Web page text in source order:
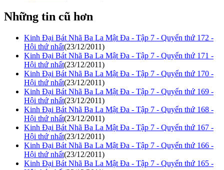
Những tin cũ hơn
Kinh Đại Bát Nhã Ba La Mật Đa - Tập 7 - Quyển thứ 172 -
Hội thứ nhất(23/12/2011)
Kinh Đại Bát Nhã Ba La Mật Đa - Tập 7 - Quyển thứ 171 -
Hội thứ nhất(23/12/2011)
Kinh Đại Bát Nhã Ba La Mật Đa - Tập 7 - Quyển thứ 170 -
Hội thứ nhất(23/12/2011)
Kinh Đại Bát Nhã Ba La Mật Đa - Tập 7 - Quyển thứ 169 -
Hội thứ nhất(23/12/2011)
Kinh Đại Bát Nhã Ba La Mật Đa - Tập 7 - Quyển thứ 168 -
Hội thứ nhất(23/12/2011)
Kinh Đại Bát Nhã Ba La Mật Đa - Tập 7 - Quyển thứ 167 -
Hội thứ nhất(23/12/2011)
Kinh Đại Bát Nhã Ba La Mật Đa - Tập 7 - Quyển thứ 166 -
Hội thứ nhất(23/12/2011)
Kinh Đại Bát Nhã Ba La Mật Đa - Tập 7 - Quyển thứ 165 -